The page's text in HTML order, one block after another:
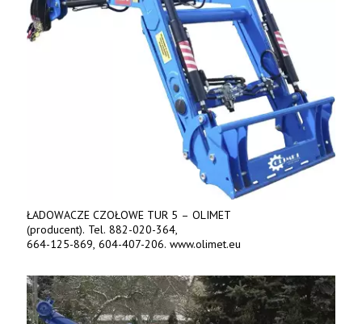
ŁADOWACZE CZOŁOWE TUR 5 – OLIMET
(producent). Tel. 882-020-364,
664-125-869, 604-407-206. www.olimet.eu